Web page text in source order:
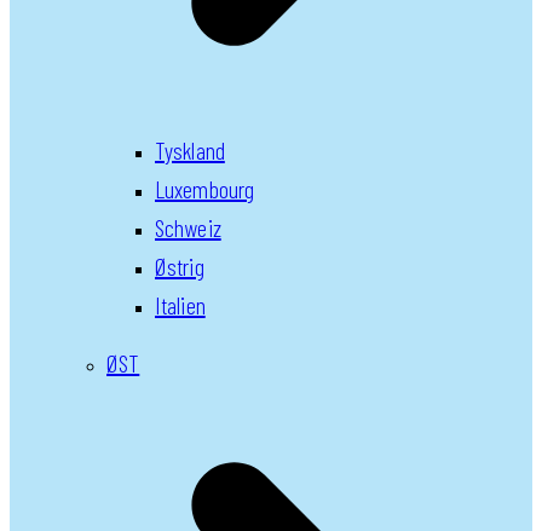
Tyskland
Luxembourg
Schweiz
Østrig
Italien
ØST